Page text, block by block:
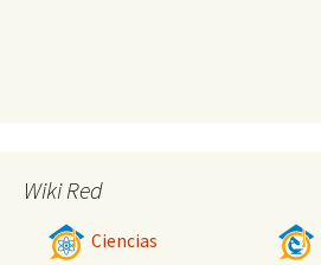
Wiki Red
Ciencias